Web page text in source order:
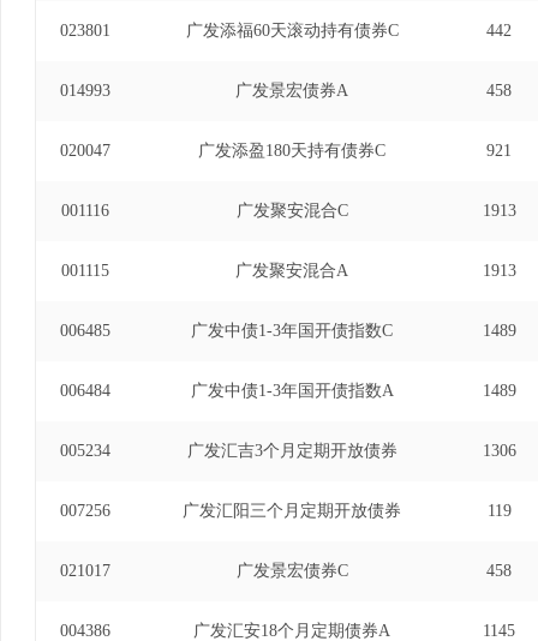
023801 广发添福60天滚动持有债券C 442
014993 广发景宏债券A 458
020047 广发添盈180天持有债券C 921
001116 广发聚安混合C 1913
001115 广发聚安混合A 1913
006485 广发中债1-3年国开债指数C 1489
006484 广发中债1-3年国开债指数A 1489
005234 广发汇吉3个月定期开放债券 1306
007256 广发汇阳三个月定期开放债券 119
021017 广发景宏债券C 458
004386 广发汇安18个月定期债券A 1145